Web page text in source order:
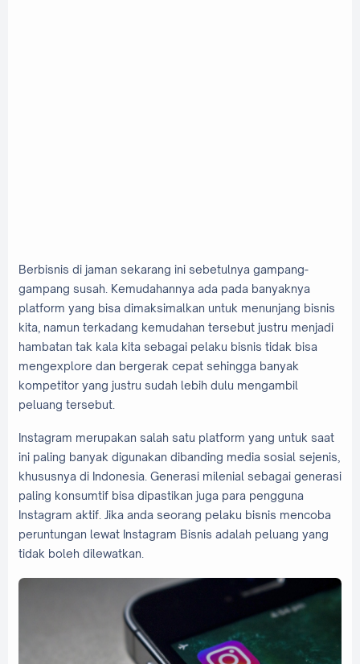
Berbisnis di jaman sekarang ini sebetulnya gampang-
gampang susah. Kemudahannya ada pada banyaknya
platform yang bisa dimaksimalkan untuk menunjang bisnis
kita, namun terkadang kemudahan tersebut justru menjadi
hambatan tak kala kita sebagai pelaku bisnis tidak bisa
mengexplore dan bergerak cepat sehingga banyak
kompetitor yang justru sudah lebih dulu mengambil
peluang tersebut.
Instagram merupakan salah satu platform yang untuk saat
ini paling banyak digunakan dibanding media sosial sejenis,
khususnya di Indonesia. Generasi milenial sebagai generasi
paling konsumtif bisa dipastikan juga para pengguna
Instagram aktif. Jika anda seorang pelaku bisnis mencoba
peruntungan lewat Instagram Bisnis adalah peluang yang
tidak boleh dilewatkan.